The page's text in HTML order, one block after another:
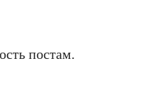
постам.